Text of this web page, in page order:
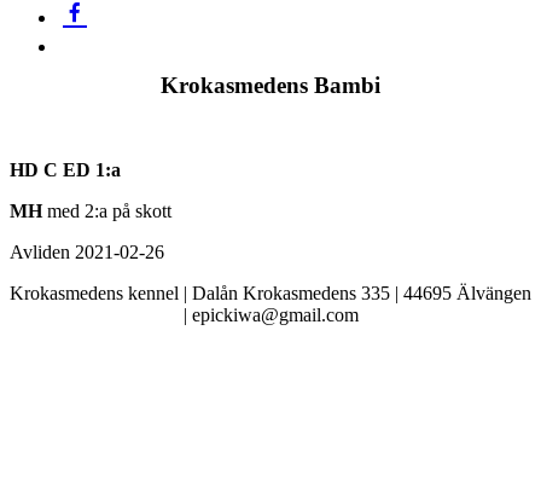
Krokasmedens Bambi
HD C ED 1:a
MHmed 2:a på skott
Avliden 2021-02-26
Krokasmedens kennel | Dalån Krokasmedens 335 | 44695 Älvängen
| epickiwa@gmail.com